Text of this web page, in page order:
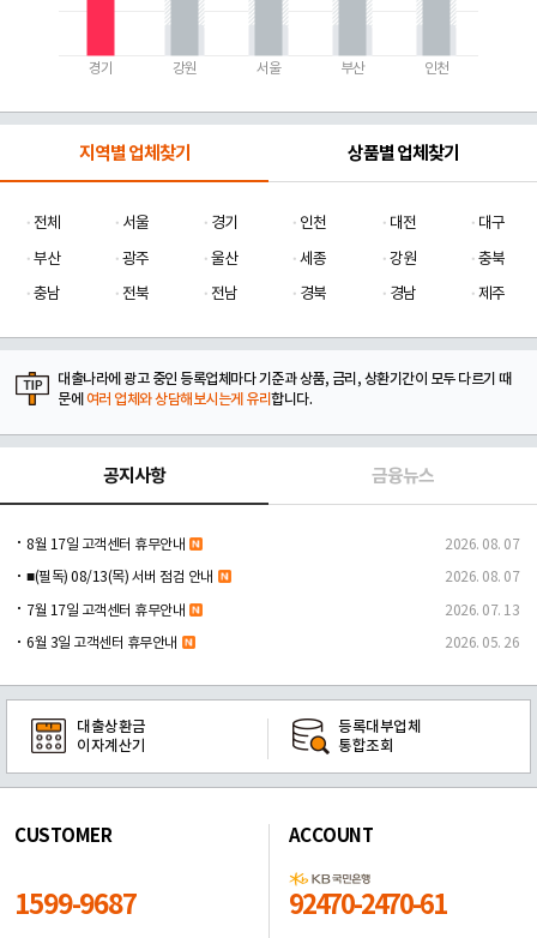
경기 강원 서울 부산 인천
지역별 업체찾기 상품별 업체찾기
전체 서울 경기 인천 대전
대구
부산
광주 울산 세종 강원
충북
충남
전북 전남 경북 경남 제주
대출나라에 광고 중인 등록업체마다 기준과 상품, 금리, 상환기간이 모두 다르기 때
문에 여러 업체와 상담해보시는게 유리합니다.
공지사항 금융뉴스
8월 17일 고객센터 휴무안내 2026. 08. 07
■(필독) 08/13(목) 서버 점검 안내 2026. 08. 07
7월 17일 고객센터 휴무안내 2026. 07. 13
6월 3일 고객센터 휴무안내 2026. 05. 26
대출상환금
이자계산기
등록대부업체
통합조회
CUSTOMER
1599-9687
ACCOUNT
92470-2470-61